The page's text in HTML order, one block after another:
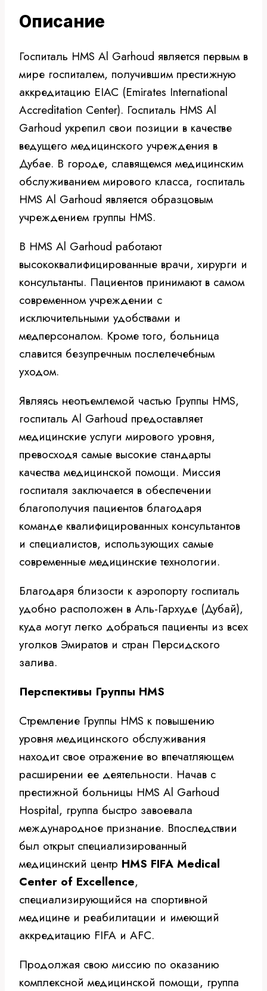
Описание
Госпиталь HMS Al Garhoud является первым в
мире госпиталем, получившим престижную
аккредитацию EIAC (Emirates International
Accreditation Center). Госпиталь HMS Al
Garhoud укрепил свои позиции в качестве
ведущего медицинского учреждения в
Дубае. В городе, славящемся медицинским
обслуживанием мирового класса, госпиталь
HMS Al Garhoud является образцовым
учреждением группы HMS.
В HMS Al Garhoud работают
высококвалифицированные врачи, хирурги и
консультанты. Пациентов принимают в самом
современном учреждении с
исключительными удобствами и
медперсоналом. Кроме того, больница
славится безупречным послелечебным
уходом.
Являясь неотъемлемой частью Группы HMS,
госпиталь Al Garhoud предоставляет
медицинские услуги мирового уровня,
превосходя самые высокие стандарты
качества медицинской помощи. Миссия
госпиталя заключается в обеспечении
благополучия пациентов благодаря
команде квалифицированных консультантов
и специалистов, использующих самые
современные медицинские технологии.
Благодаря близости к аэропорту госпиталь
удобно расположен в Аль-Гархуде (Дубай),
куда могут легко добраться пациенты из всех
уголков Эмиратов и стран Персидского
залива.
Перспективы Группы HMS
Стремление Группы HMS к повышению
уровня медицинского обслуживания
находит свое отражение во впечатляющем
расширении ее деятельности. Начав с
престижной больницы HMS Al Garhoud
Hospital, группа быстро завоевала
международное признание. Впоследствии
был открыт специализированный
медицинский центр HMS FIFA Medical
Center of Excellence,
специализирующийся на спортивной
медицине и реабилитации и имеющий
аккредитацию FIFA и AFC.
Продолжая свою миссию по оказанию
комплексной медицинской помощи, группа